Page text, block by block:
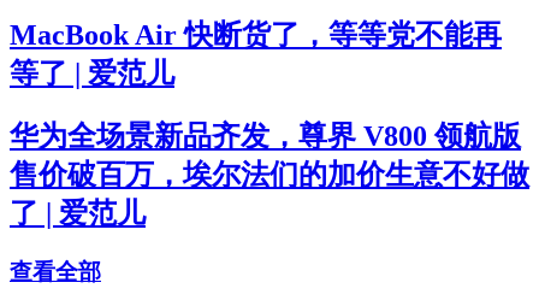
MacBook Air 快断货了，等等党不能再
等了 | 爱范儿
华为全场景新品齐发，尊界 V800 领航版
售价破百万，埃尔法们的加价生意不好做
了 | 爱范儿
查看全部